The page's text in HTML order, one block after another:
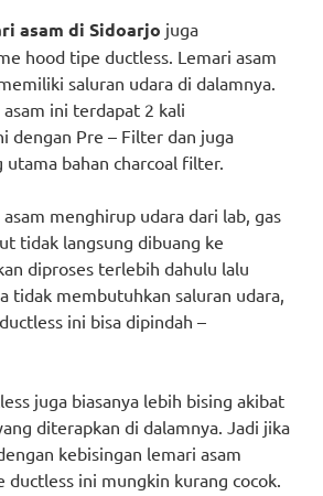
asam di Sidoarjo juga
hood tipe ductless. Lemari asam
saluran udara di dalamnya.
ini terdapat 2 kali
dengan Pre – Filter dan juga
utama bahan charcoal filter.
menghirup udara dari lab, gas
tidak langsung dibuang ke
diproses terlebih dahulu lalu
tidak membutuhkan saluran udara,
ini bisa dipindah –
juga biasanya lebih bising akibat
diterapkan di dalamnya. Jadi jika
kebisingan lemari asam
ductless ini mungkin kurang cocok.